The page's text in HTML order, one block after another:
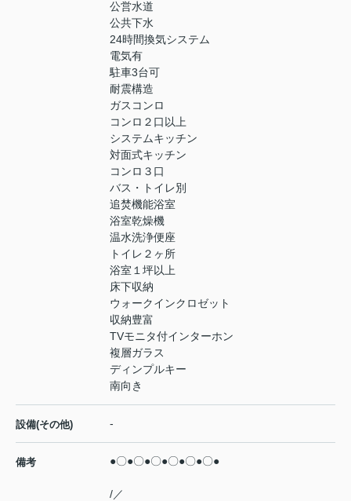
公営水道
公共下水
24時間換気システム
電気有
駐車3台可
耐震構造
ガスコンロ
コンロ２口以上
システムキッチン
対面式キッチン
コンロ３口
バス・トイレ別
追焚機能浴室
浴室乾燥機
温水洗浄便座
トイレ２ヶ所
浴室１坪以上
床下収納
ウォークインクロゼット
収納豊富
TVモニタ付インターホン
複層ガラス
ディンプルキー
南向き
設備(その他) -
備考 ●〇●〇●〇●〇●〇●〇●
/／